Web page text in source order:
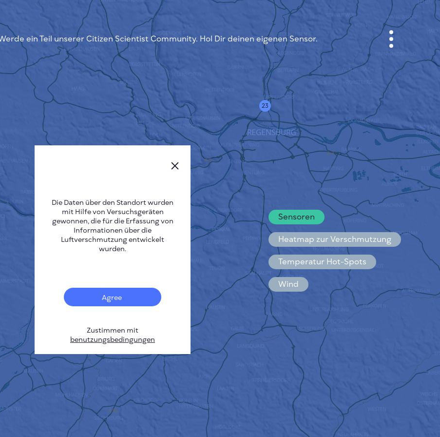
ein Teil unserer Citizen Scientist Community. Hol Dir deinen eigenen Sensor.
Sensoren
Heatmap zur Verschmutzung
Temperatur Hot-Spots
Wind
ANMELDEN
STADTPLAN
ÜBER UNS
SPRACHE DER SEITE
English
Deutsch
Español
Français
FUNKTIONSWEISE
FORSCHUNG
DATENSCHUTZBESTIMMUNGEN
BEDINGUNGEN UND KONDITIONEN
INSTALLATIONSANLEITUNG
API
FAQ
23
Die Daten über den Standort wurden
mit Hilfe von Versuchsgeräten
gewonnen, die für die Erfassung von
Informationen über die
Luftverschmutzung entwickelt
wurden.
Agree
Zustimmen mit
benutzungsbedingungen